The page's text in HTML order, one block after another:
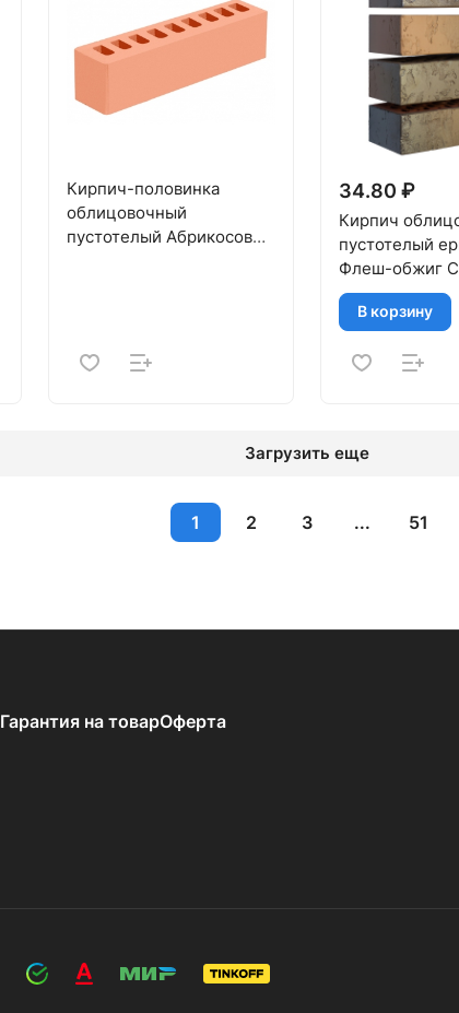
Кирпич-половинка
облицовочный
пустотелый Абрикосовый
34.80 ₽
Кирпич
пустотелый
Флеш-обжиг
М-125-175
В корзину
Загрузить еще
1 2 3 ... 51
Гарантия на товарОферта